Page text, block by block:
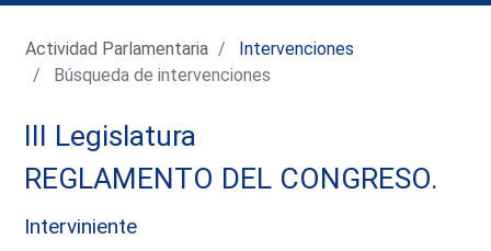
Actividad Parlamentaria
Intervenciones
Búsqueda de intervenciones
III Legislatura
REGLAMENTO DEL CONGRESO.
Interviniente